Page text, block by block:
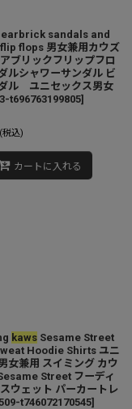
sandals and
flops 男女兼用カウズ
ブリックフリップフロ
ルシャワーサンダル ビ
ル ユニセックス男女
t696763199805]
(税込)
カートに入れる
kaws Sesame Street
Hoodie Shirts ユニ
女兼用 スイミング カウ
Street フーディ
ウェット パーカートレ
t746072170545]